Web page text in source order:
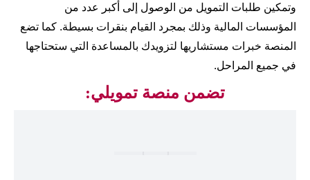
وتمكين طلبات التمويل من الوصول إلى أكبر عدد من
المؤسسات المالية وذلك بمجرد القيام بنقرات بسيطة. كما تضع
المنصة خبرات مستشاريها لتزويدك بالمساعدة التي ستحتاجها
في جميع المراحل.
تضمن منصة تمويلي: